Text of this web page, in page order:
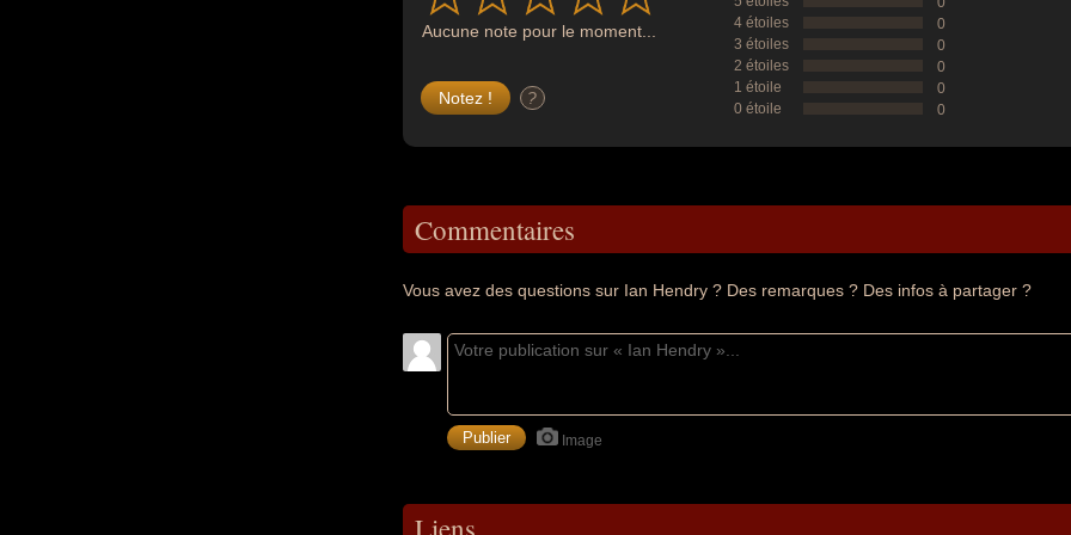
Aucune note pour le moment...
?
4 étoiles
0
3 étoiles
0
2 étoiles
0
1 étoile
0
0 étoile
0
Commentaires
Vous avez des questions sur Ian Hendry ? Des remarques ? Des infos à partager ?
Image
Liens